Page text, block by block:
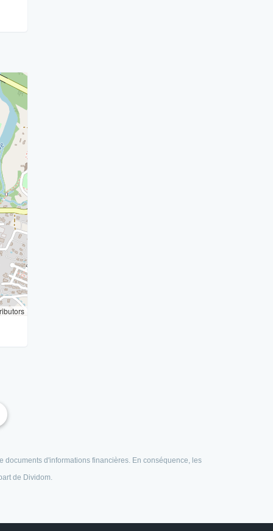
documents d'informations financières. En conséquence, les
de Dividom.